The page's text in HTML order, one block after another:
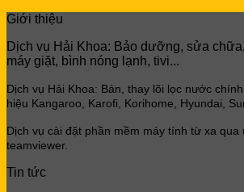
Giới thiệu
Dịch vụ Hải Khoa: Bảo dưỡng, sửa
máy giặt, bình nóng lạnh, tivi...
Dịch vụ Hải Khoa: Bán, thay lõi lọc nước
hiệu Kangaroo, Karofi, Korihome, Hyundai,
Dịch vụ cài đặt phần mềm máy tính từ xa qua
teamviewer.
Tin tức